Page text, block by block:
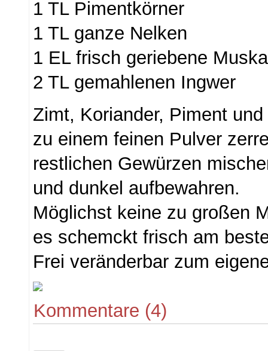
1 TL Pimentkörner
1 TL ganze Nelken
1 EL frisch geriebene
2 TL gemahlenen Ingwer
Zimt, Koriander, Piment
zu einem feinen Pulver
restlichen Gewürzen
und dunkel aufbewahren.
Möglichst keine zu großen
es schemckt frisch am
Frei veränderbar zum
Kommentare (4)